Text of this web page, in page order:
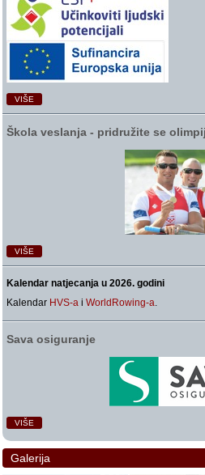
VIŠE
Škola veslanja ‑ pridružite se
VIŠE
Kalendar natjecanja u 2026. godini
Kalendar HVS-a iWorldRowing-a.
Sava osiguranje
VIŠE
Galerija